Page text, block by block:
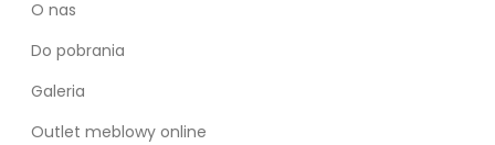
O nas
Do pobrania
Galeria
Outlet meblowy online